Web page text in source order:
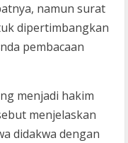
namun surat
dipertimbangkan
pembacaan
menjadi hakim
menjelaskan
didakwa dengan